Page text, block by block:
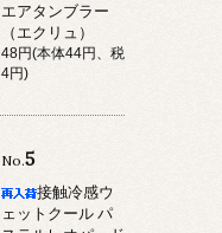
エアタンブラー
（エクリュ）
48円(本体44円、税
4円)
No.5
接触冷感ウ
ェットクール パ